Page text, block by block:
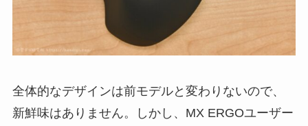
全体的なデザインは前モデルと変わりないので、
新鮮味はありません。しかし、MX ERGOユーザー